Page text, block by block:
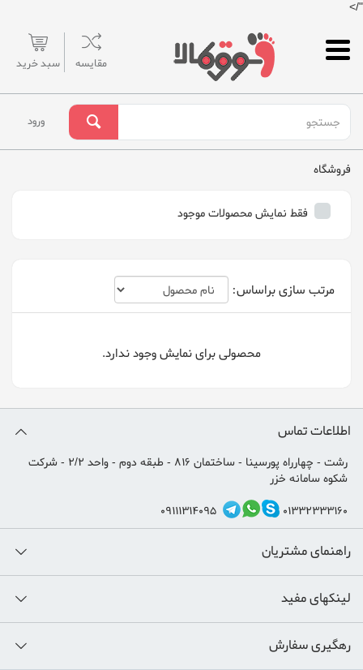
"/>
مقایسه سبد خرید
ورود
فروشگاه
فقط نمایش محصولات موجود
مرتب سازی براساس:
محصولی برای نمایش وجود ندارد.
اطلاعات تماس
رشت - چهارراه پورسینا - ساختمان 816 - طبقه دوم - واحد 2/2 - شرکت
شکوه سامانه خزر
01332333160
09111314095
راهنمای مشتریان
لینکهای مفید
رهگیری سفارش